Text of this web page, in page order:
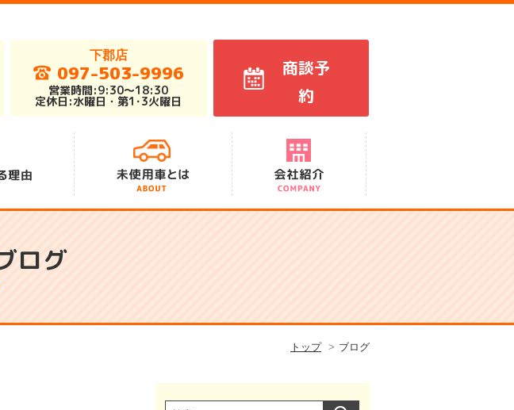
下郡店
097-503-9996
営業時間:9:30～18:30
定休日:水曜日・第1･3火曜日
商談予
約
会社概要
沿革
代表あいさつ
アクセス
スタッフ紹介
ログ
トップ ブログ